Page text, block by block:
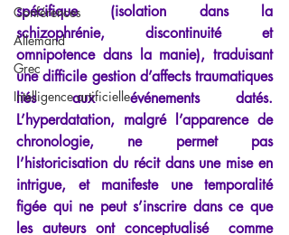
Conférences
Allemand
Grec
Intelligence artificielle
spécifique (isolation dans la
schizophrénie, discontinuité et
omnipotence dans la manie), traduisant
une difficile gestion d’affects traumatiques
liés aux événements datés.
L’hyperdatation, malgré l’apparence de
chronologie, ne permet pas
l’historicisation du récit dans une mise en
intrigue, et manifeste une temporalité
figée qui ne peut s’inscrire dans ce que
les auteurs ont conceptualisé  comme